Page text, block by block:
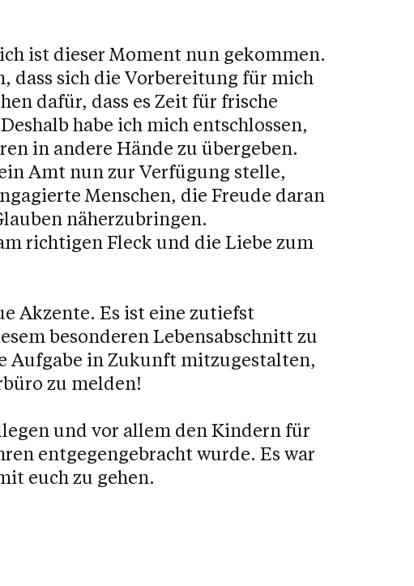
ist dieser Moment nun gekommen.
dass sich die Vorbereitung für mich
dafür, dass es Zeit für frische
habe ich mich entschlossen,
in andere Hände zu übergeben.
Amt nun zur Verfügung stelle,
Menschen, die Freude daran
näherzubringen.
richtigen Fleck und die Liebe zum
Akzente. Es ist eine zutiefst
besonderen Lebensabschnitt zu
Aufgabe in Zukunft mitzugestalten,
zu melden!
und vor allem den Kindern für
entgegengebracht wurde. Es war
euch zu gehen.